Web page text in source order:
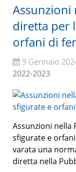
Assunzioni
diretta per
orfani di
9 Gennaio
2022-2023
Assunzioni nella
sfigurate e
varata una
diretta nella